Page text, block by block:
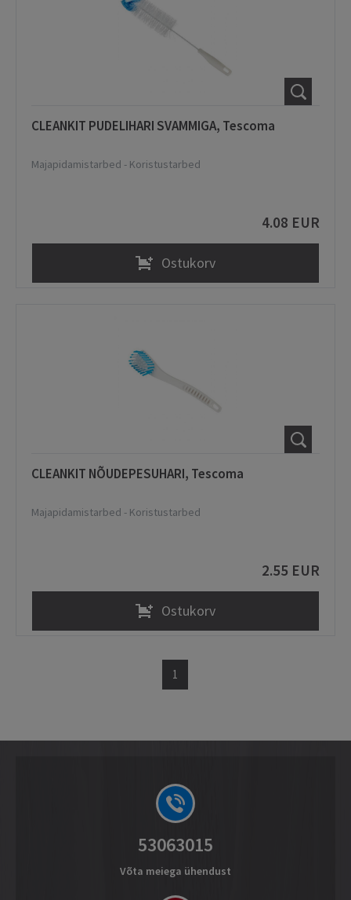
CLEANKIT PUDELIHARI SVAMMIGA, Tescoma
Majapidamistarbed - Koristustarbed
4.08 EUR
Ostukorv
CLEANKIT NÕUDEPESUHARI, Tescoma
Majapidamistarbed - Koristustarbed
2.55 EUR
Ostukorv
1
53063015
Võta meiega ühendust